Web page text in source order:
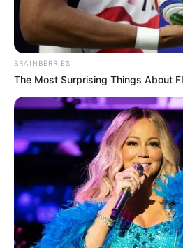
BRAINBERRIES
The Most Surprising Things About